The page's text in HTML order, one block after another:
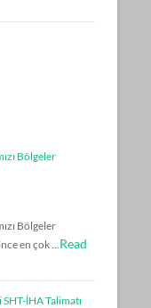
Bölgeler
Bölgeler
en çok …Read
İHA Talimatı